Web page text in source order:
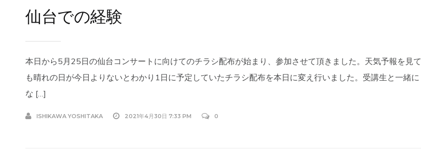
仙台での経験
本日から5月25日の仙台コンサートに向けてのチラシ配布が始まり、参加させて頂きました。天気予報を見て
も晴れの日が今日よりないとわかり1日に予定していたチラシ配布を本日に変え行いました。受講生と一緒に
な […]
ISHIKAWA YOSHITAKA 2021年4月30日 7:33 PM 0